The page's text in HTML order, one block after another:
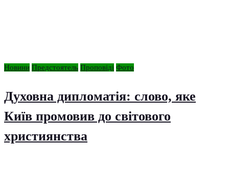
Новини Предстоятель Проповіді Фото
Духовна дипломатія: слово, яке
Київ промовив до світового
християнства